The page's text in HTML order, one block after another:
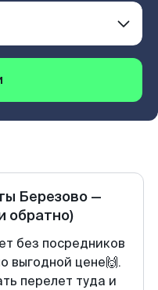
Березово—
обратно)
без посредников
выгодной цене🙌.
перелет туда и